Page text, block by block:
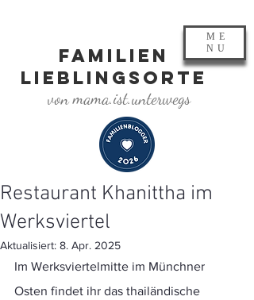
FAMILIEN
LIEBLINGSORTE
von mama.ist.unterwegs
ME
NU
Restaurant Khanittha im
Werksviertel
Aktualisiert: 8. Apr. 2025
Im Werksviertelmitte im Münchner
Osten findet ihr das thailändische